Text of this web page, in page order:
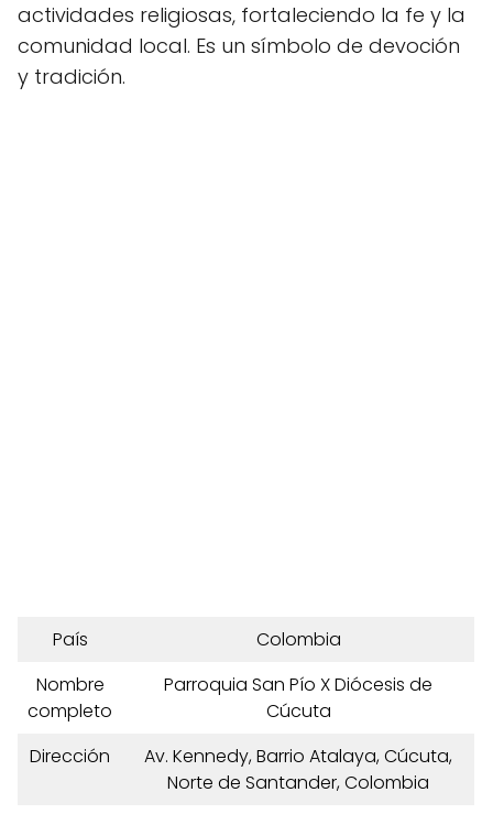
actividades religiosas, fortaleciendo la fe y la
comunidad local. Es un símbolo de devoción
y tradición.
País
Colombia
Nombre
completo
Parroquia San Pío X Diócesis de
Cúcuta
Dirección
Av. Kennedy, Barrio Atalaya, Cúcuta,
Norte de Santander, Colombia